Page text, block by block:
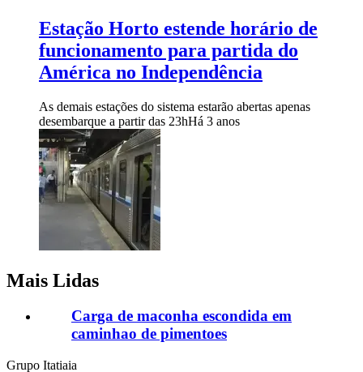
Estação Horto estende horário de
funcionamento para partida do
América no Independência
As demais estações do sistema estarão abertas apenas
desembarque a partir das 23hHá 3 anos
Mais Lidas
Carga de maconha escondida em
caminhao de pimentoes
Grupo Itatiaia